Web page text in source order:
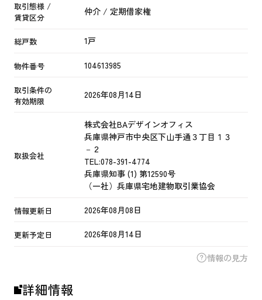
取引態様 /
賃貸区分
仲介 / 定期借家権
総戸数 1戸
物件番号 104613985
取引条件の
有効期限
2026年08月14日
取扱会社
株式会社BAデザインオフィス
兵庫県神戸市中央区下山手通３丁目１３
－２
TEL:078-391-4774
兵庫県知事 (1) 第12590号
（一社）兵庫県宅地建物取引業協会
情報更新日 2026年08月08日
更新予定日 2026年08月14日
情報の見方
詳細情報